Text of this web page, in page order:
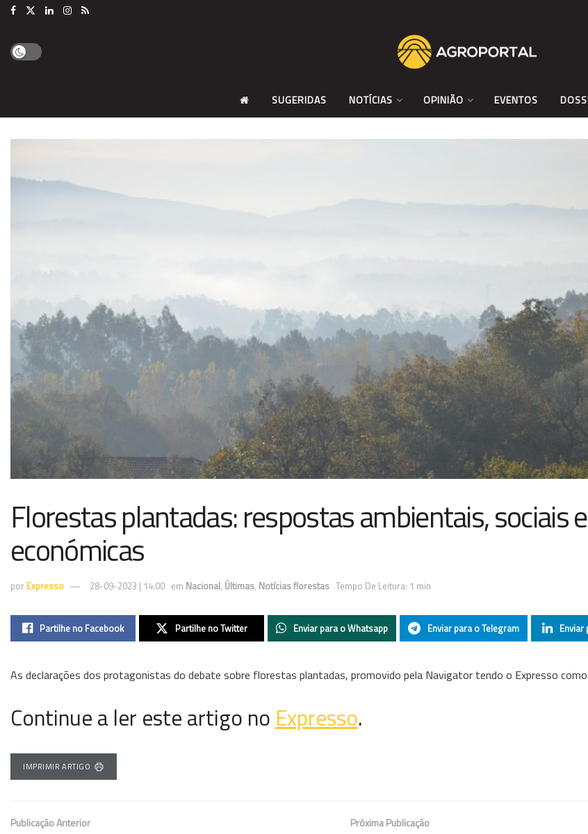
SUGERIDAS NOTÍCIAS OPINIÃO EVENTOS
Florestas plantadas: respostas ambientais, sociais e
económicas
por Expresso 28-09-2023 | 14:00 em Nacional, Últimas, Notícias florestas Tempo De Leitura: 1 min
Partilhe no Facebook Partilhe no Twitter Enviar para o Whatsapp Enviar para o Telegram Enviar
As declarações dos protagonistas do debate sobre florestas plantadas, promovido pela Navigator tendo o Expresso
Continue a ler este artigo no Expresso.
IMPRIMIR ARTIGO
Publicação Anterior Próxima Publicação